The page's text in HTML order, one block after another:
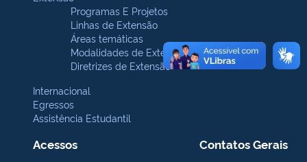
Programas E Projetos
Linhas de Extensão
Áreas temáticas
Modalidades de Extensão
Diretrizes de Extensão
Internacional
Egressos
Assistência Estudantil
Acessos Contatos Gerais